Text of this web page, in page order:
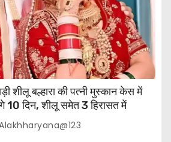
शीलू बल्हारा की पत्नी मुस्कान केस में
10 दिन, शीलू समेत 3 हिरासत में